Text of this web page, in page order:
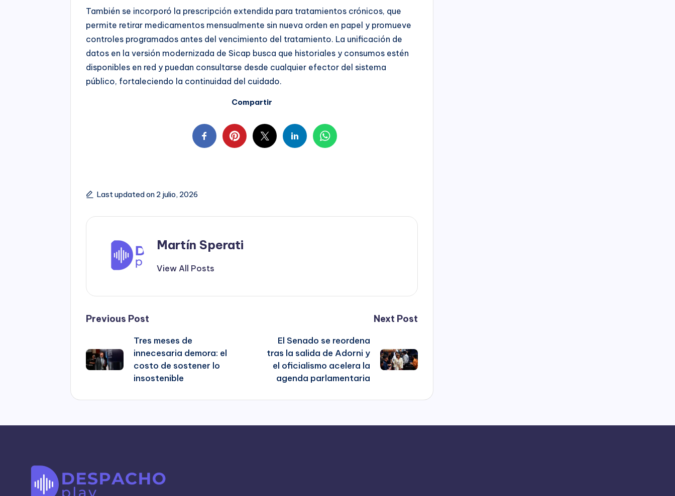
También se incorporó la prescripción extendida para tratamientos crónicos, que
permite retirar medicamentos mensualmente sin nueva orden en papel y promueve
controles programados antes del vencimiento del tratamiento. La unificación de
datos en la versión modernizada de Sicap busca que historiales y consumos estén
disponibles en red y puedan consultarse desde cualquier efector del sistema
público, fortaleciendo la continuidad del cuidado.
Compartir
Last updated on 2 julio, 2026
Martín Sperati
View All Posts
Post
navigation
Previous Post
Tres meses de
innecesaria demora: el
costo de sostener lo
insostenible
Next Post
El Senado se reordena
tras la salida de Adorni y
el oficialismo acelera la
agenda parlamentaria